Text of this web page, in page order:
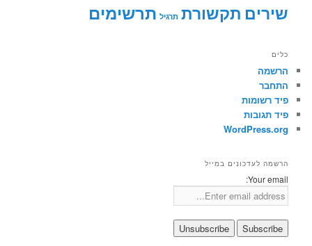
שירים תקשורת תרגיל תרשימים
כלים
הרשמה
התחבר
פיד רשומות
פיד תגובות
WordPress.org
הרשמה לעדכונים במייל
Your email: